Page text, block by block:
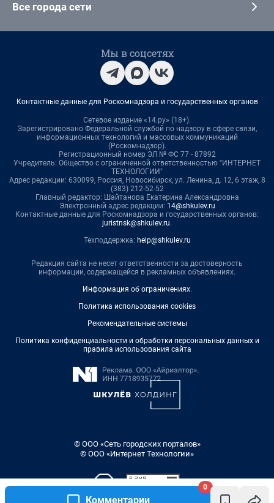
Комментарии
0
Все города сети
Мы в соцсетях
Контактные данные для Роскомнадзора и государственных органов
Сетевое издание «14.ру» (18+).
Зарегистрировано Федеральной службой по надзору в сфере связи,
информационных технологий и массовых коммуникаций
(Роскомнадзор).
Регистрационный номер ЭЛ № ФС 77 - 87892
Учредитель: Общество с ограниченной ответственностью "ИНТЕРНЕТ
ТЕХНОЛОГИИ"
Адрес редакции: 630099, Россия, Новосибирск, ул. Ленина, д. 12, 6 этаж, 8
(383) 212-52-52
Главный редактор: Шайтанова Екатерина Александровна
Электронный адрес редакции: 14@shkulev.ru
Контактные данные для Роскомнадзора и государственных органов:
juristnsk@shkulev.ru.
Техподдержка: help@shkulev.ru
Редакция сайта не несет ответственности за достоверность
информации, содержащейся в рекламных объявлениях.
Информация об ограничениях.
Политика использования cookies
Рекомендательные системы
Политика конфиденциальности и обработки персональных данных и
правила использования сайта
© ООО «Сеть городских порталов»
© ООО «Интернет Технологии»